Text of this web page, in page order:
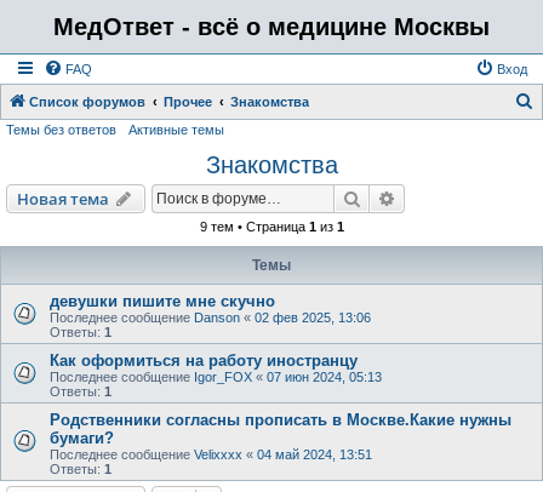
МедОтвет - всё о медицине Москвы
FAQ Вход
Список форумов Прочее Знакомства
Темы без ответов Активные темы
Знакомства
Новая тема Поиск
9 тем • Страница 1из 1
Темы
девушки пишите мне скучно
Последнее сообщение Danson « 02 фев 2025, 13:06
Ответы: 1
Как оформиться на работу иностранцу
Последнее сообщение Igor_FOX « 07 июн 2024, 05:13
Ответы: 1
Родственники согласны прописать в Москве.Какие нужны
бумаги?
Последнее сообщение Velixxxx « 04 май 2024, 13:51
Ответы: 1